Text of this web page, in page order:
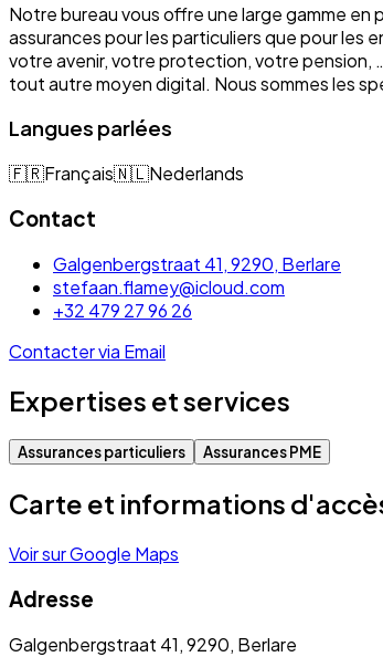
Notre bureau vous offre une large gamme
assurances pour les particuliers que pour les
votre avenir, votre protection, votre pension,
tout autre moyen digital. Nous sommes les
Langues parlées
🇫🇷Français🇳🇱Nederlands
Contact
Galgenbergstraat 41, 9290, Berlare
stefaan.flamey@icloud.com
+32 479 27 96 26
Contacter via Email
Expertises et services
Assurances particuliers Assurances PME
Carte et informations
Voir sur Google Maps
Adresse
Galgenbergstraat 41, 9290, Berlare